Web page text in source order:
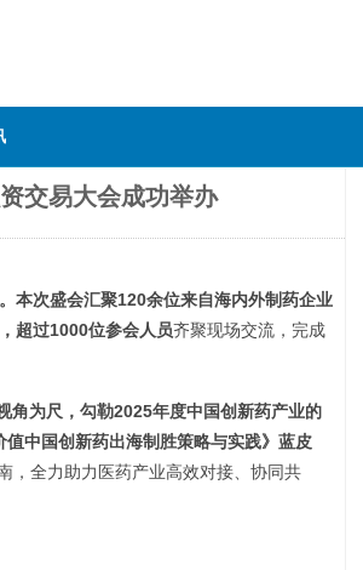
交易大会成功举办
本次盛会汇聚120余位来自海内外制药企业
超过1000位参会人员齐聚现场交流，完成
角为尺，勾勒2025年度中国创新药产业的
中国创新药出海制胜策略与实践》蓝皮
，全力助力医药产业高效对接、协同共